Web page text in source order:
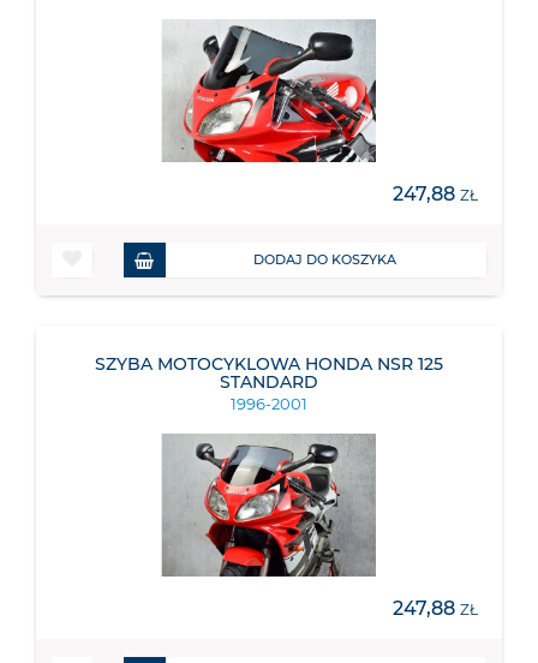
247,88 ZŁ
DODAJ DO KOSZYKA
SZYBA MOTOCYKLOWA HONDA NSR 125
STANDARD
1996-2001
247,88 ZŁ